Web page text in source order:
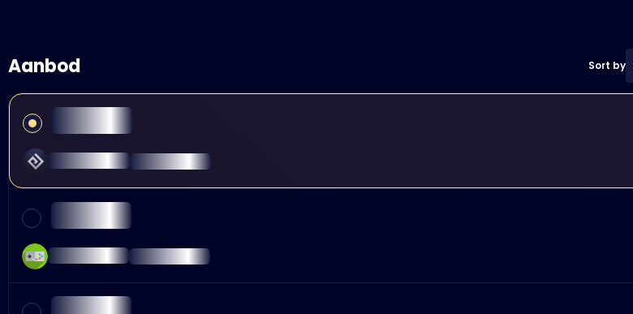
Aanbod Sort by